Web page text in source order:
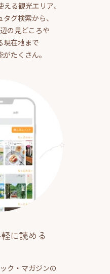
る観光エリア、
グ検索から、
の見どころや
現在地まで
たくさん。
に読める
ク・マガジンの